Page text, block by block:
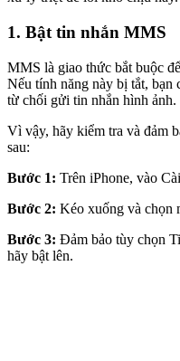
1. Bật tin nhắn MMS
MMS là giao thức bắt buộc
Nếu tính năng này bị tắt, bạn
từ chối gửi tin nhắn hình ảnh.
Vì vậy, hãy kiểm tra và đảm
sau:
Bước 1: Trên iPhone, vào
Bước 2: Kéo xuống và chọn
Bước 3: Đảm bảo tùy chọn
hãy bật lên.